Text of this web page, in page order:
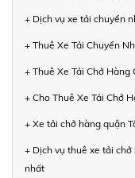
+ Dịch vụ xe tải chuyển
+ Thuê Xe Tải Chuyển
+ Thuê Xe Tải Chở Hàng
+ Cho Thuê Xe Tải Chở
+ Xe tải chở hàng quận
+ Dịch vụ thuê xe tải
nhất